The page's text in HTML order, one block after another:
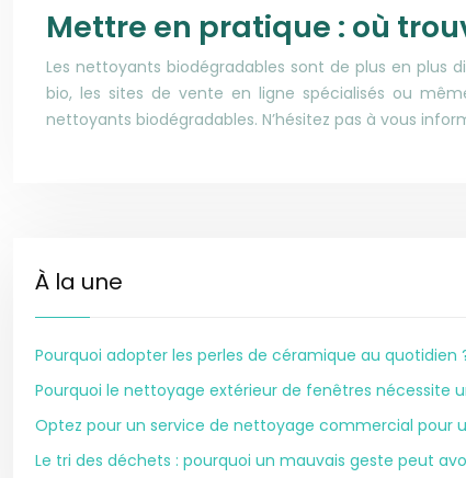
Mettre en pratique : où
Les nettoyants biodégradables sont de plus en plus
bio, les sites de vente en ligne spécialisés ou
nettoyants biodégradables. N’hésitez pas à vous
À la une
Pourquoi adopter les perles de céramique au quotidien
Pourquoi le nettoyage extérieur de fenêtres nécessite
Optez pour un service de nettoyage commercial pour
Le tri des déchets : pourquoi un mauvais geste peut